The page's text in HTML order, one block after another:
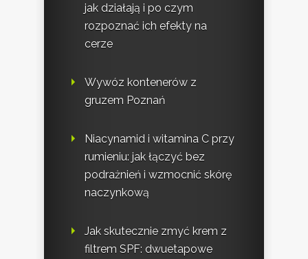
jak działają i po czym
rozpoznać ich efekty na
cerze
Wywóz kontenerów z
gruzem Poznań
Niacynamid i witamina C przy
rumieniu: jak łączyć bez
podrażnień i wzmocnić skórę
naczynkową
Jak skutecznie zmyć krem z
filtrem SPF: dwuetapowe